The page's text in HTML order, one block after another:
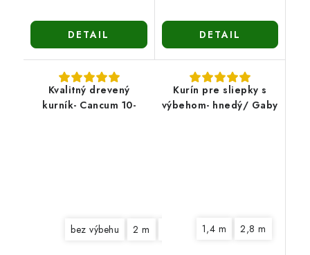
DETAIL DETAIL
Kvalitný drevený
kurník- Cancum 10-
bez výbehu 2 m
Kurín pre sliepky s
výbehom- hnedý/ Gaby
1,4 m 2,8 m